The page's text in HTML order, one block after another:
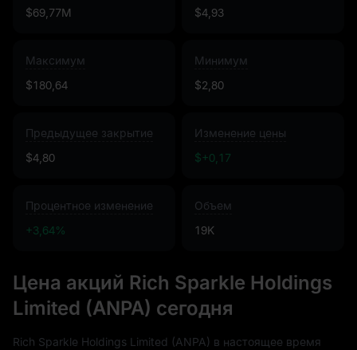
$69,77M
$4,93
Максимум
$180,64
Минимум
$2,80
Предыдущее закрытие
$4,80
Изменение цены
$+0,17
Процентное изменение
+3,64%
Объем
19K
Цена акций Rich Sparkle Holdings
Limited (ANPA) сегодня
Rich Sparkle Holdings Limited (ANPA) в настоящее время